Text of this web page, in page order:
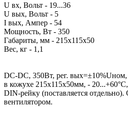
U вх, Вольт - 19...36
U вых, Вольт - 5
I вых, Ампер - 54
Мощность, Вт - 350
Габариты, мм - 215х115х50
Вес, кг - 1,1
DC-DC, 350Вт, рег. вых=±10%Uном,
в кожухе 215х115х50мм, -
DIN-рейку (поставляется
вентилятором.